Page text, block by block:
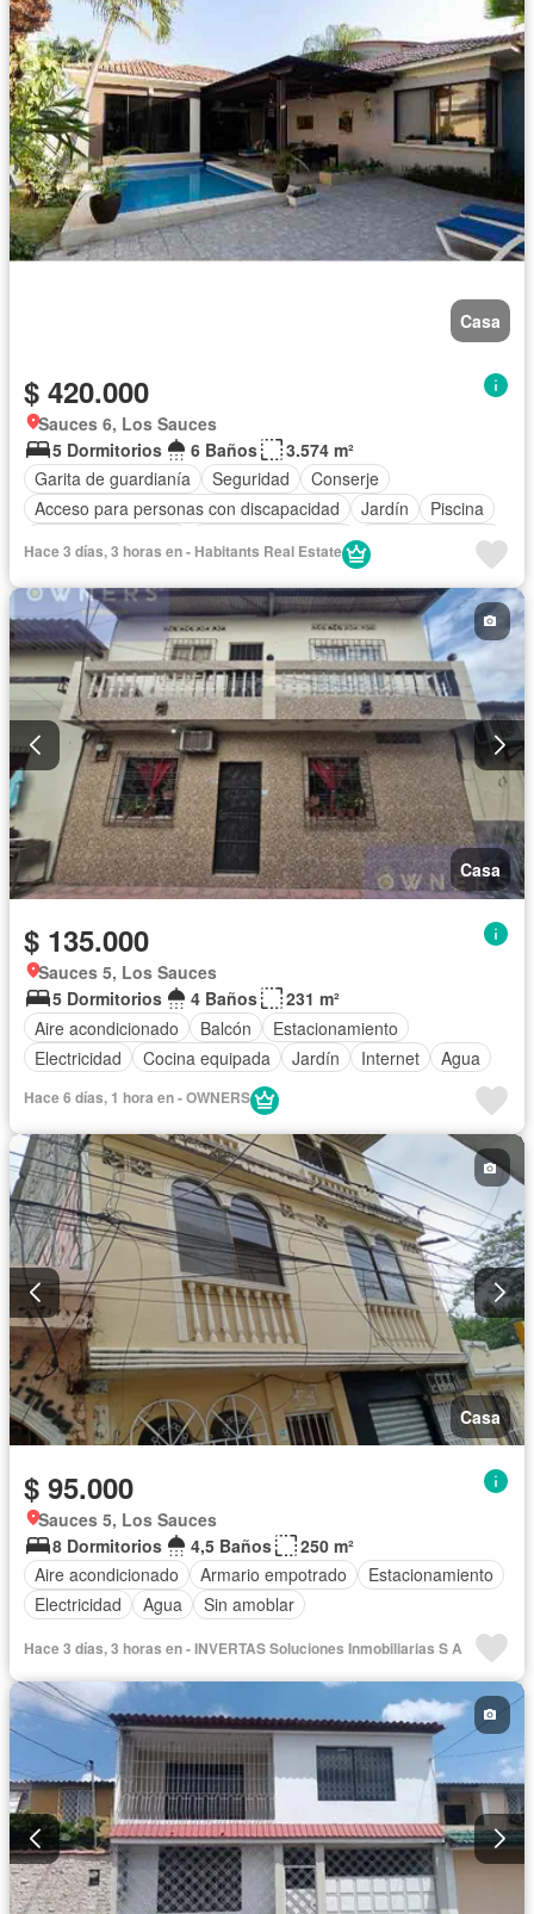
Casa
$ 420.000
Sauces 6, Los Sauces
5 Dormitorios
6 Baños
3.574 m²
Garita de guardianía
Seguridad
Conserje
Acceso para personas con discapacidad
Jardín
Piscina
Armario empotrado
Estacionamiento
Internet
Alarma
Balcón
Vista panorámica Agua
Patio
Área para niños
Parrilla Cuarto de servicio
Gimnasio
Sin amoblar
Hace 3 días, 3 horas en - Habitants Real Estate
Casa
$ 135.000
Sauces 5, Los Sauces
5 Dormitorios
4 Baños
231 m²
Aire acondicionado
Balcón
Estacionamiento
Electricidad
Cocina equipada Jardín Internet Agua
Hace 6 días, 1 hora en - OWNERS
Casa
$ 95.000
Sauces 5, Los Sauces
8 Dormitorios
4,5 Baños
250 m²
Aire acondicionado
Armario empotrado
Estacionamiento
Electricidad
Agua Sin amoblar
Hace 3 días, 3 horas en - INVERTAS Soluciones Inmobiliarias S A